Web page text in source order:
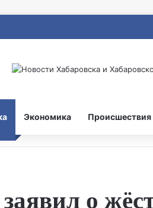
Экономика Происшествия
о